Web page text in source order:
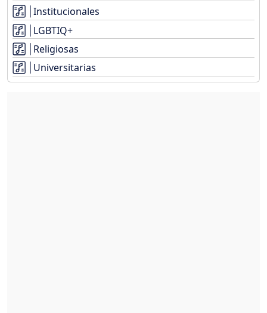
Institucionales
LGBTIQ+
Religiosas
Universitarias